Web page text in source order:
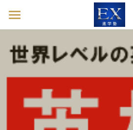
ホーム
英語診断ドック
進学塾EXとは
塾長ブログ
お問い合わせ